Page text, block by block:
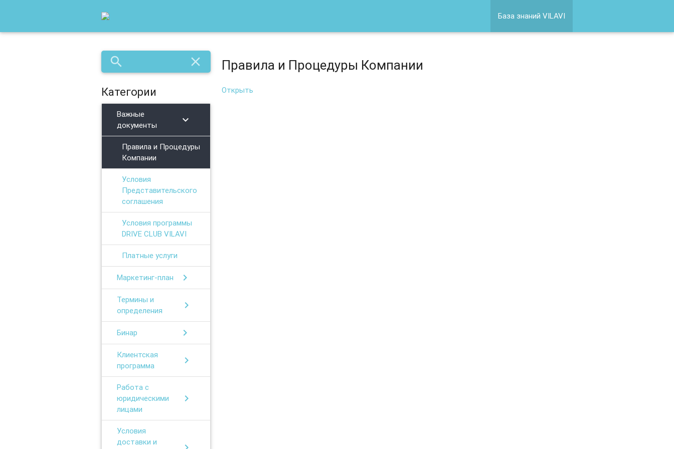
База знаний VILAVI
search close
Категории
Важные
документы
chevron_right
Правила и Процедуры
Компании
Условия
Представительского
соглашения
Условия программы
DRIVE CLUB VILAVI
Платные услуги
Маркетинг-план chevron_right
Термины и
определения
chevron_right
Бинар chevron_right
Клиентская
программа
chevron_right
Работа с
юридическими
лицами
chevron_right
Условия
доставки и
Правила и Процедуры Компании
Открыть